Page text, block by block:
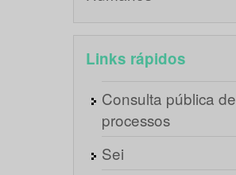
Links rápidos
Consulta pública de
processos
Sei